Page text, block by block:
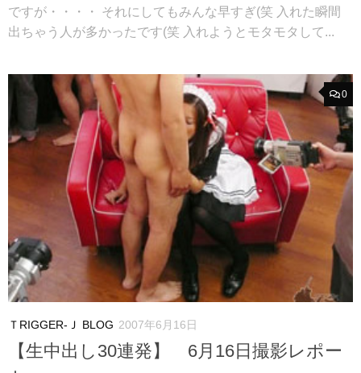
ですが・・・・ それにしてもみんな早すぎ(笑 入れた瞬間
出ちゃう人が多かったです(笑 入れようとモタモタして...
0
ＴRIGGER-Ｊ BLOG 2007年6月16日
【生中出し30連発】 6月16日撮影レポー